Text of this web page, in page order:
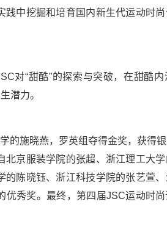
中挖掘和培育国内新生代运动时
对“甜酷”的探索与突破，在甜酷
潜力。
的施晓燕，罗英组夺得金奖，获得
京服装学院的张超、浙江理工大
陈晓钰、浙江科技学院的张艺萱
秀奖。最终，第四届JSC运动时